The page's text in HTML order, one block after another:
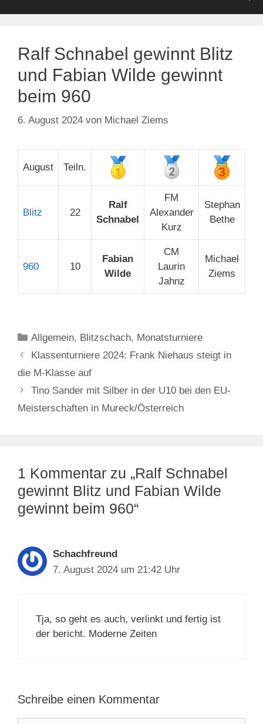
Ralf Schnabel gewinnt Blitz
und Fabian Wilde gewinnt
beim 960
6. August 2024 von Michael Ziems
August Teiln.
Blitz 22
Ralf
Schnabel
FM
Alexander
Kurz
Stephan
Bethe
960 10
Fabian
Wilde
CM
Laurin
Jahnz
Michael
Ziems
Kategorien
Allgemein, Blitzschach, Monatsturniere
Klassenturniere 2024: Frank Niehaus steigt in
die M-Klasse auf
Tino Sander mit Silber in der U10 bei den EU-
Meisterschaften in Mureck/Österreich
1 Kommentar zu „Ralf Schnabel
gewinnt Blitz und Fabian Wilde
gewinnt beim 960“
Schachfreund
7. August 2024 um 21:42 Uhr
Tja, so geht es auch, verlinkt und fertig ist
der bericht. Moderne Zeiten
Schreibe einen Kommentar